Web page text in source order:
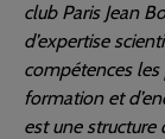
club Paris Jean
d’expertise
compétences
formation et
est une structure